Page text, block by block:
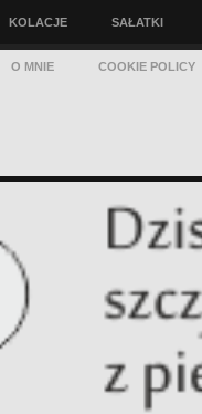
KOLACJE SAŁATKI
O MNIE COOKIE POLICY